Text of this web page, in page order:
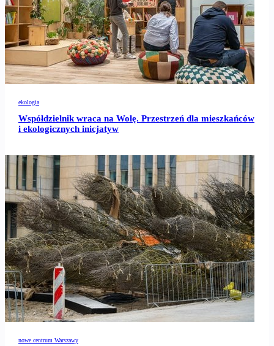
ekologia
Współdzielnik wraca na Wolę. Przestrzeń dla mieszkańców
i ekologicznych inicjatyw
nowe centrum Warszawy